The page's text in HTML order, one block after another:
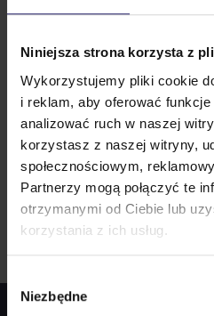
Niniejsza strona korzysta z
Wykorzystujemy pliki cookie
i reklam, aby oferować funkcje
analizować ruch w naszej
korzystasz z naszej witryny,
społecznościowym,
Partnerzy mogą połączyć te
otrzymanymi od Ciebie lub
korzystania z ich usług.
zgody
Niezbędne
Prowadzący
Wewnętrzny